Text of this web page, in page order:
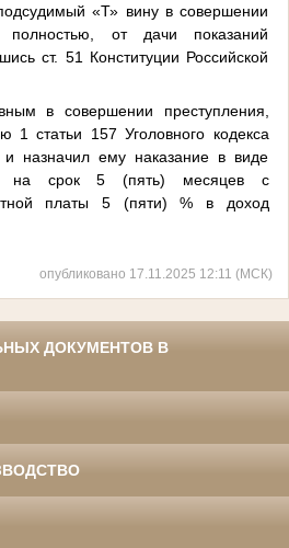
«Т» вину в совершении
полностью, от дачи показаний
ст. 51 Конституции Российской
в совершении преступления,
1 статьи 157 Уголовного кодекса
и назначил ему наказание в виде
на срок 5 (пять) месяцев с
платы 5 (пяти) % в доход
опубликовано 17.11.2025 12:11 (МСК)
ДОКУМЕНТОВ В